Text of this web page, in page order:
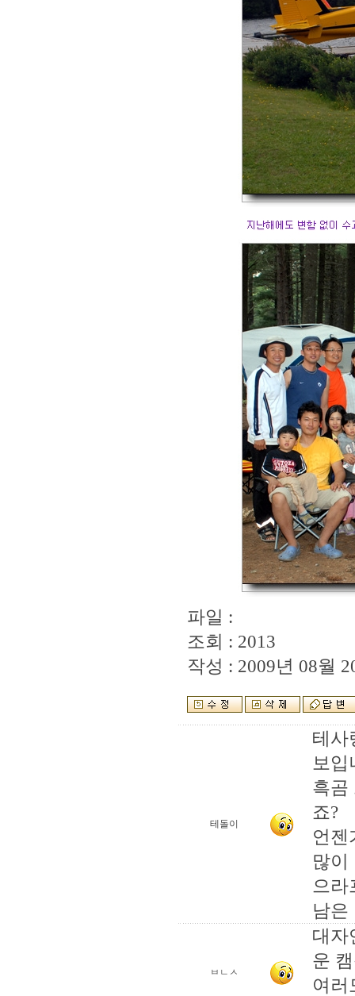
파일 :
조회 : 2013
작성 : 2009년 08월
테돌이
테사
보입
흑곰
죠?
언
많이
으라
남은
ㅂㄴㅅ
대자
운
여러